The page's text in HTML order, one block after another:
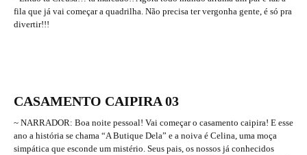
fila que já vai começar a quadrilha. Não precisa ter vergonha gente, é só pra
divertir!!!
CASAMENTO CAIPIRA 03
~ NARRADOR: Boa noite pessoal! Vai começar o casamento caipira! E esse
ano a história se chama “A Butique Dela” e a noiva é Celina, uma moça
simpática que esconde um mistério. Seus pais, os nossos já conhecidos